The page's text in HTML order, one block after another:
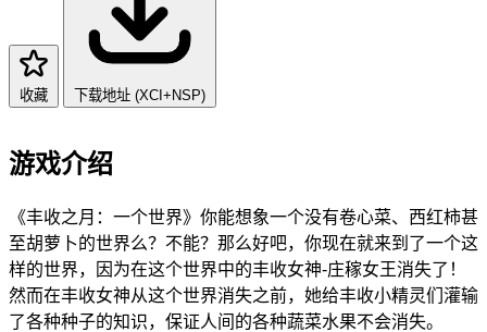
收藏 下载地址 (XCI+NSP)
游戏介绍
《丰收之月：一个世界》你能想象一个没有卷心菜、西红柿甚
至胡萝卜的世界么？不能？那么好吧，你现在就来到了一个这
样的世界，因为在这个世界中的丰收女神-庄稼女王消失了！
然而在丰收女神从这个世界消失之前，她给丰收小精灵们灌输
了各种种子的知识，保证人间的各种蔬菜水果不会消失。